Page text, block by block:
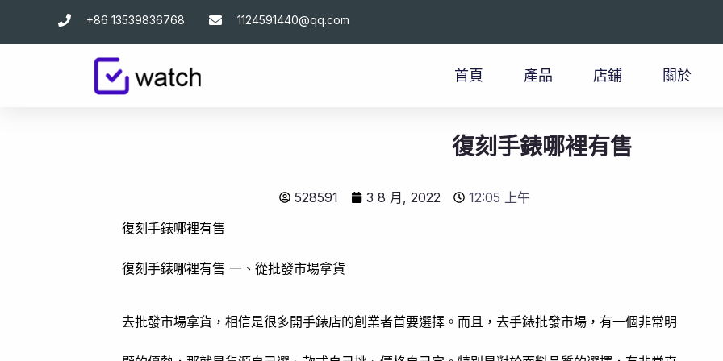
+86 13539836768 1124591440@qq.com
首頁 產品 店鋪 關於
復刻手錶哪裡有售
528591 3 8 月, 2022
12:05 上午
復刻手錶哪裡有售
復刻手錶哪裡有售 一、從批發市場拿貨
去批發市場拿貨，相信是很多開手錶店的創業者首要選擇。而且，去手錶批發市場，有一個非常明